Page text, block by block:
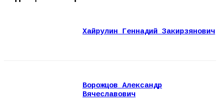
Хайрулин Геннадий Закирзянович
Ворожцов Александр
Вячеславович